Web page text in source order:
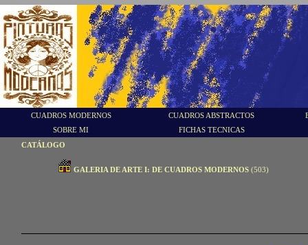
CUADROS MODERNOS CUADROS ABSTRACTOS
SOBRE MI
FICHAS TECNICAS
CATÁLOGO
GALERIA DE ARTE I: DE CUADROS MODERNOS(503)